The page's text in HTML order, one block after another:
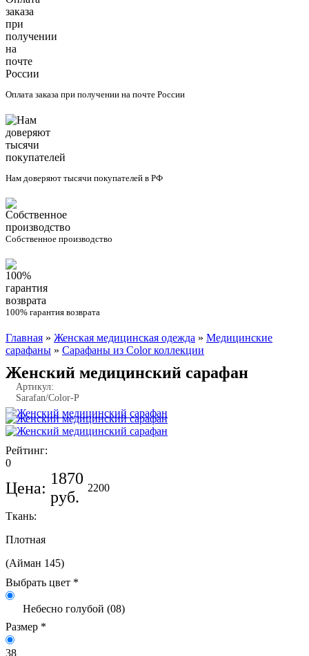
Оплата заказа при получении на почте России
Нам доверяют тысячи покупателей в РФ
Собственное производство
100% гарантия возврата
Вы здесь
Главная » Женская медицинская одежда » Медицинские
сарафаны » Сарафаны из Color коллекции
Женский медицинский сарафан
Артикул:
Sarafan/Color-P
Рейтинг:
0
Цена:
1870
руб.
2200
Ткань:
Плотная
(Айман 145)
Небесно голубой (08)
Размер *
38